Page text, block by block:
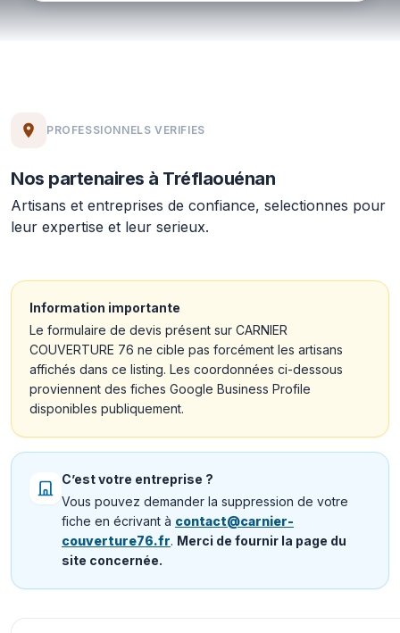
PROFESSIONNELS VERIFIES
Nos partenaires à Tréflaouénan
Artisans et entreprises de confiance, selectionnes pour
leur expertise et leur serieux.
Information importante
Le formulaire de devis présent sur CARNIER
COUVERTURE 76 ne cible pas forcément les artisans
affichés dans ce listing. Les coordonnées ci-dessous
proviennent des fiches Google Business Profile
disponibles publiquement.
C’est votre entreprise ?
Vous pouvez demander la suppression de votre
fiche en écrivant à contact@carnier-
couverture76.fr. Merci de fournir la page du
site concernée.